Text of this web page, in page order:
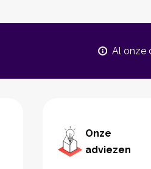
Al onze
Onze
adviezen